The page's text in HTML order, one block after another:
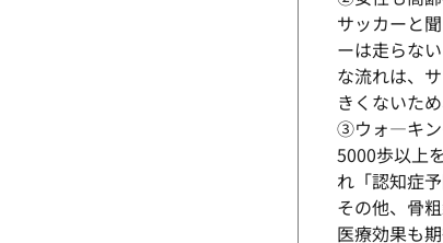
サッカーと
ーは走らな
な流れは、
きくないた
③ウォ―キン
5000歩以上
れ「認知症
その他、骨
医療効果も